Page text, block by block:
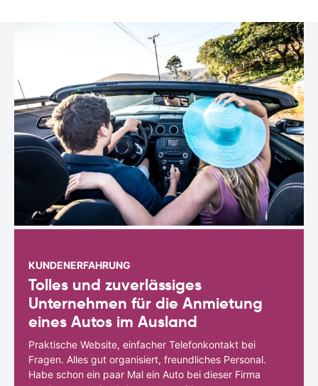
KUNDENERFAHRUNG
Tolles und zuverlässiges
Unternehmen für die Anmietung
eines Autos im Ausland
Praktische Website, einfacher Telefonkontakt bei
Fragen. Alles gut organisiert, freundliches Personal.
Habe schon ein paar Mal ein Auto bei dieser Firma